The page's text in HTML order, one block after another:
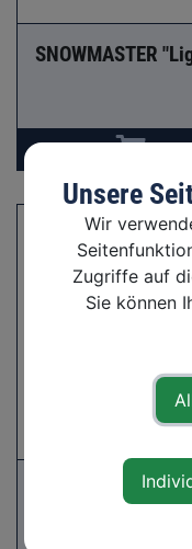
SNOWMASTER
SNOWMASTER
Unsere
Wir
Zugriffe auf
Sie können